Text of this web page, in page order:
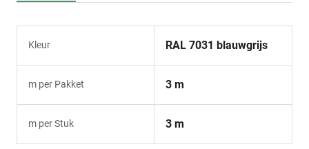
Kleur RAL 7031 blauwgrijs
m per Pakket 3 m
m per Stuk 3 m